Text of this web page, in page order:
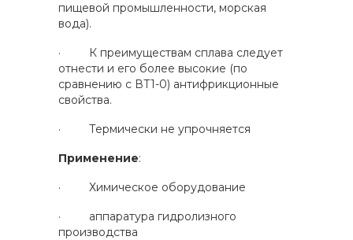
пищевой промышленности, морская
вода).
· К преимуществам сплава следует
отнести и его более высокие (по
сравнению с ВТ1-0) антифрикционные
свойства.
· Термически не упрочняется
Применение:
· Химическое оборудование
· аппаратура гидролизного
производства